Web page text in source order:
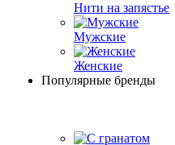
Нити на запястье
Мужские
Женские
Популярные бренды